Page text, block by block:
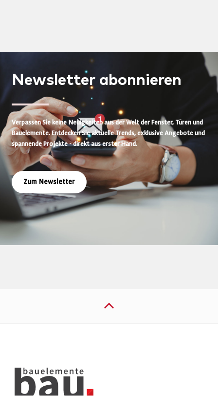
Newsletter abonnieren
Verpassen Sie keine Neuigkeiten aus der Welt der Fenster, Türen und
Bauelemente. Entdecken Sie aktuelle Trends, exklusive Angebote und
spannende Projekte - direkt aus erster Hand.
Zum Newsletter